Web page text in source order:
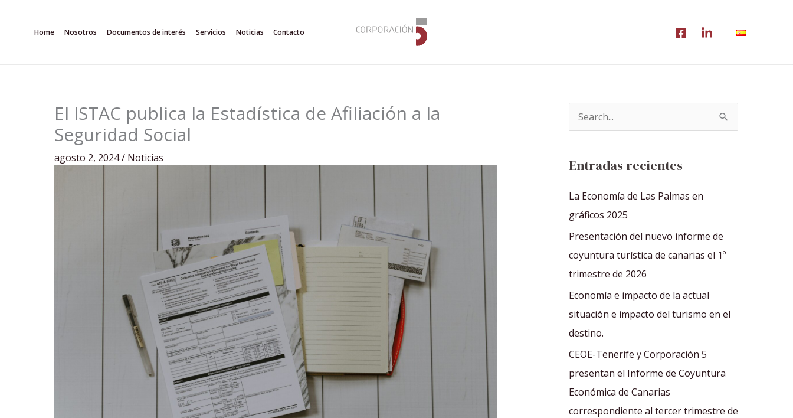
Home Nosotros Documentos de interés Servicios Noticias Contacto
El ISTAC publica la Estadística de Afiliación a la
Seguridad Social
agosto 2, 2024/ Noticias
a
r
p
o
r
:
Entradas recientes
La Economía de Las Palmas en
gráficos 2025
Presentación del nuevo informe de
coyuntura turística de canarias el 1º
trimestre de 2026
Economía e impacto de la actual
situación e impacto del turismo en el
destino.
CEOE-Tenerife y Corporación 5
presentan el Informe de Coyuntura
Económica de Canarias
correspondiente al tercer trimestre de